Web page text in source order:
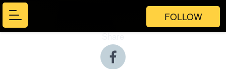
FOLLOW
Share